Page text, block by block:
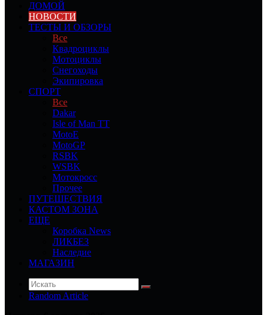
ДОМОЙ
НОВОСТИ
ТЕСТЫ И ОБЗОРЫ
Все
Квадроциклы
Мотоциклы
Снегоходы
Экипировка
СПОРТ
Все
Dakar
Isle of Man TT
MotoE
MotoGP
RSBK
WSBK
Мотокросс
Прочее
ПУТЕШЕСТВИЯ
КАСТОМ ЗОНА
ЕЩЕ
Коробка News
ЛИКБЕЗ
Наследие
МАГАЗИН
Random Article